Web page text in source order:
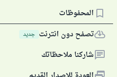
المحفوظات
تصفح دون انترنت جديد
شاركنا ملاحظاتك